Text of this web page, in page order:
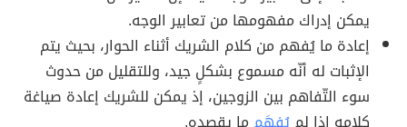
يمكن إدراك مفهومها من تعابير الوجه.
إعادة ما يُفهم من كلام الشريك أثناء الحوار، بحيث يتم
الإثبات له أنّه مسموع بشكلٍ جيد، وللتقليل من حدوث
سوء التّفاهم بين الزوجين، إذ يمكن للشريك إعادة صياغة